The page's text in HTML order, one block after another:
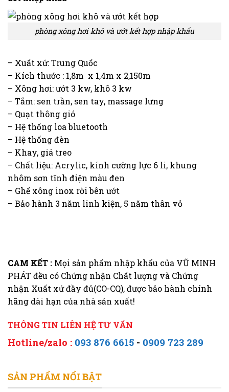
phòng xông hơi khô và ướt kết hợp nhập khẩu
– Xuất xứ: Trung Quốc
– Kích thước : 1,8m x 1,4m x 2,150m
– Xông hơi: ướt 3 kw, khô 3 kw
– Tắm: sen trần, sen tay, massage lưng
– Quạt thông gió
– Hệ thống loa bluetooth
– Hệ thống đèn
– Khay, giá treo
– Chất liệu: Acrylic, kính cường lực 6 li, khung
nhôm sơn tĩnh điện màu đen
– Ghế xông inox rời bên ướt
– Bảo hành 3 năm linh kiện, 5 năm thân vỏ
CAM KẾT : Mọi sản phẩm nhập khẩu của VŨ MINH
PHÁT đều có Chứng nhận Chất lượng và Chứng
nhận Xuất xứ đầy đủ(CO-CQ), được bảo hành chính
hãng dài hạn của nhà sản xuất!
THÔNG TIN LIÊN HỆ TƯ VẤN
Hotline/zalo : 093 876 6615 - 0909 723 289
SẢN PHẨM NỔI BẬT